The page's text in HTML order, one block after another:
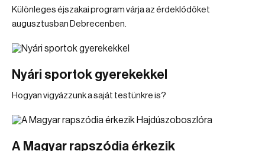
Különleges éjszakai program várja az érdeklődőket
augusztusban Debrecenben.
Nyári sportok gyerekekkel
Hogyan vigyázzunk a saját testünkre is?
A Magyar rapszódia érkezik